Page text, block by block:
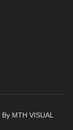
MTH VISUAL